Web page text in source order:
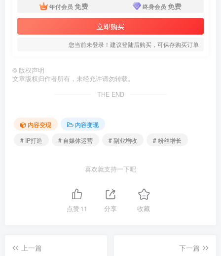
年付会员 免费 终身会员 免费
立即购买
您当前未登录！建议登陆后购买，可保存购买订单
© 版权声明
文章版权归作者所有，未经允许请勿转载。
THE END
内容变现
内容变现
# IP打造
# 自媒体运营 # 副业增收 # 粉丝增长
喜欢就支持一下吧
点赞11 分享 收藏
上一篇
下一篇